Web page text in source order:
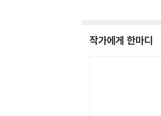
작가에게 한마디